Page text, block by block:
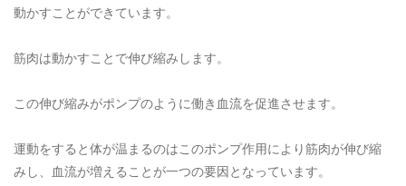
動かすことができています。
筋肉は動かすことで伸び縮みします。
この伸び縮みがポンプのように働き血流を促進させます。
運動をすると体が温まるのはこのポンプ作用により筋肉が伸び縮
みし、血流が増えることが一つの要因となっています。